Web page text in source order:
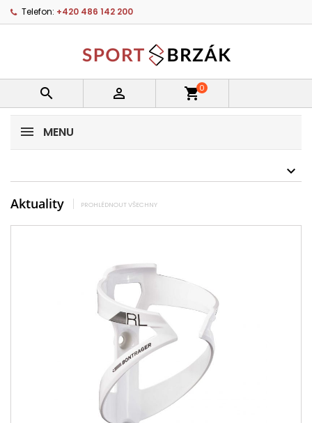
Telefon: +420 486 142 200
  shopping_cart0
MENU
Aktuality PROHLÉDNOUT VŠECHNY